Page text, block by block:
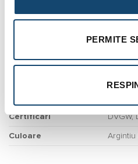
PERMITE
Lungime colac 50 m
Multiplu
Presiune maximă de
lucru
10 bar
Certificări DVGW,
Culoare Argintiu